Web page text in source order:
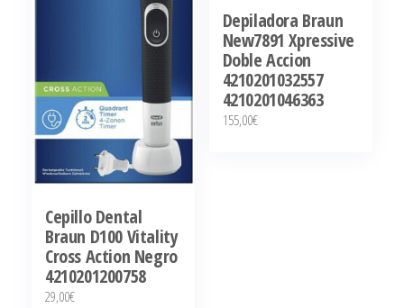
Cepillo Dental
Braun D100 Vitality
Cross Action Negro
4210201200758
29,00€
Depiladora Braun
New7891 Xpressive
Doble Accion
4210201032557
4210201046363
155,00€